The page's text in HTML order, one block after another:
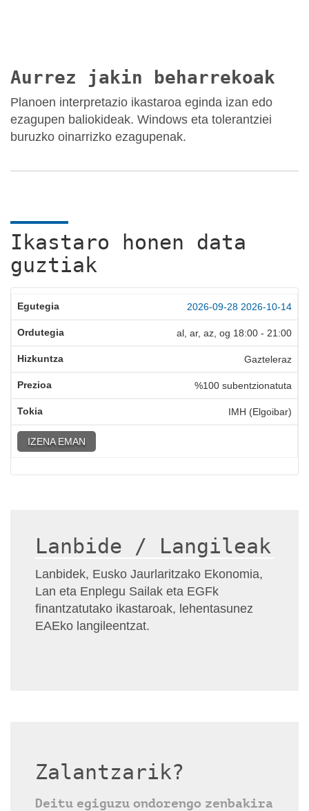
Aurrez jakin beharrekoak
Planoen interpretazio ikastaroa eginda izan edo
ezagupen baliokideak. Windows eta tolerantziei
buruzko oinarrizko ezagupenak.
Ikastaro honen data
guztiak
2026-09-28 2026-10-14
al, ar, az, og 18:00 - 21:00
Gazteleraz
%100 subentzionatuta
IMH (Elgoibar)
IZENA EMAN
Lanbide / Langileak
Lanbidek, Eusko Jaurlaritzako Ekonomia,
Lan eta Enplegu Sailak eta EGFk
finantzatutako ikastaroak, lehentasunez
EAEko langileentzat.
Zalantzarik?
Deitu egiguzu ondorengo zenbakira